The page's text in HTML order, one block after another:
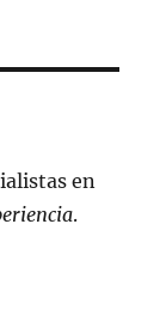
en
.